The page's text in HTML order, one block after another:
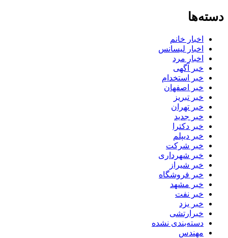
دسته‌ها
اخبار خانم
اخبار لیسانس
اخبار مرد
خبر آگهی
خبر استخدام
خبر اصفهان
خبر تبریز
خبر تهران
خبر جدید
خبر دکترا
خبر دیپلم
خبر شرکت
خبر شهرداری
خبر شیراز
خبر فروشگاه
خبر مشهد
خبر نفت
خبر یزد
خبرارتشی
دسته‌بندی نشده
مهندس